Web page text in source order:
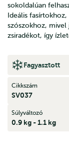
sokoldalúan
Ideális
szószokhoz, mivel
zsiradékot, így
Fagyasztott
Cikkszám
SV037
Súlyváltozó
0.9 kg - 1.1 kg